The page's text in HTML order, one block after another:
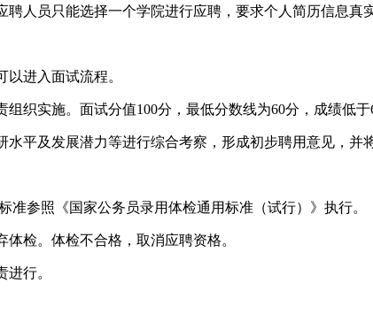
人员只能选择一个学院进行应聘，要求个人简历信息
进入面试流程。
织实施。面试分值100分，最低分数线为60分，成绩低
平及发展潜力等进行综合考察，形成初步聘用意见，并
参照《国家公务员录用体检通用标准（试行）》执行。
检。体检不合格，取消应聘资格。
行。